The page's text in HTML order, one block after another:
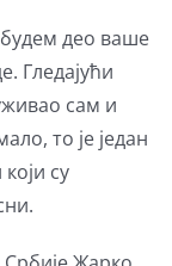
део ваше
Гледајући
сам и
то је један
су